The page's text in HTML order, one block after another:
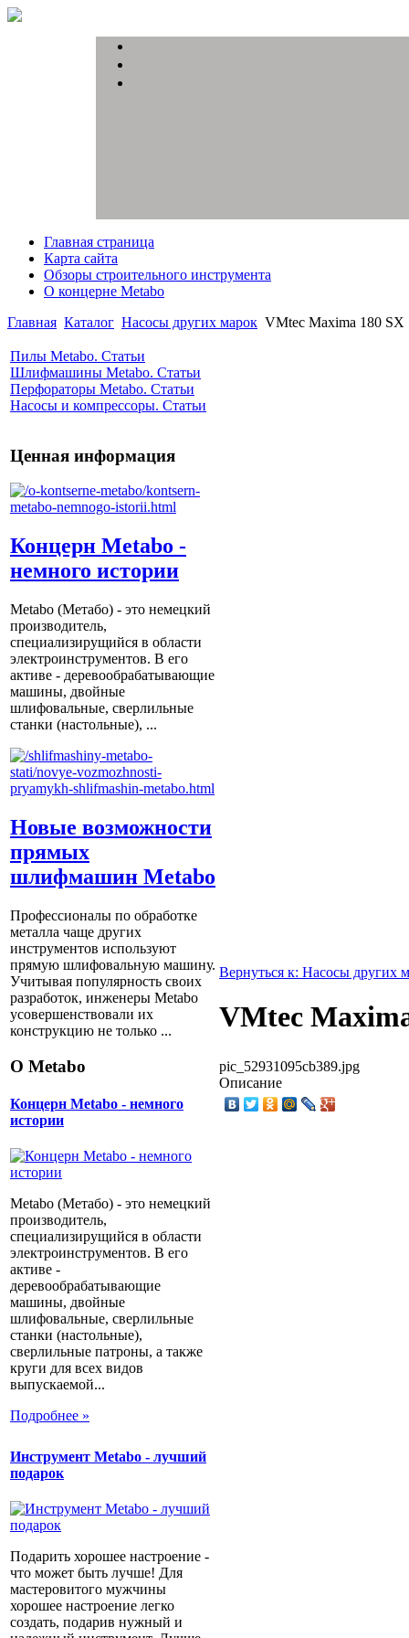
Главная страница
Карта сайта
Обзоры строительного инструмента
О концерне Metabo
Главная Каталог Насосы других марок VMtec Maxima 180 SX
Пилы Metabo. Статьи
Шлифмашины Metabo. Статьи
Перфораторы Metabo. Статьи
Насосы и компрессоры. Статьи
Ценная информация
Концерн Metabo -
немного истории
Metabo (Метабо) - это немецкий
производитель,
специализирущийся в области
электроинструментов. В его
активе - деревообрабатывающие
машины, двойные
шлифовальные, сверлильные
станки (настольные), ...
Новые возможности
прямых
шлифмашин Metabo
Профессионалы по обработке
металла чаще других
инструментов используют
прямую шлифовальную машину.
Учитывая популярность своих
разработок, инженеры Metabo
усовершенствовали их
конструкцию не только ...
О Metabo
Концерн Metabo - немного
истории
Metabo (Метабо) - это немецкий
производитель,
специализирущийся в области
электроинструментов. В его
активе -
деревообрабатывающие
машины, двойные
шлифовальные, сверлильные
станки (настольные),
сверлильные патроны, а также
круги для всех видов
выпускаемой...
Подробнее »
Инструмент Metabo - лучший
подарок
Подарить хорошее настроение -
что может быть лучше! Для
мастеровитого мужчины
хорошее настроение легко
создать, подарив нужный и
Вернуться к: Насосы других
VMtec
pic_52931095cb389.jpg
Описание